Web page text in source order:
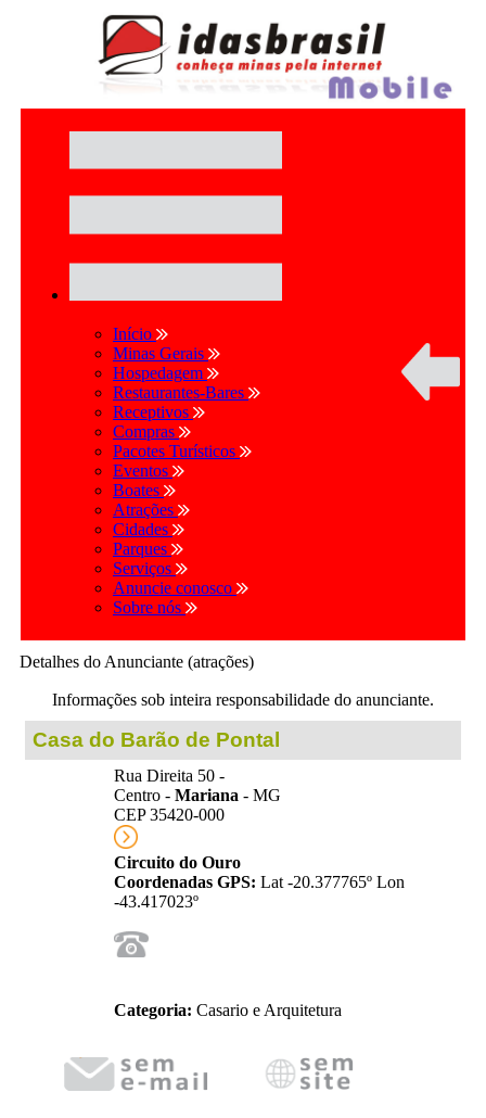
Início
Minas Gerais
Hospedagem
Restaurantes-Bares
Receptivos
Compras
Pacotes Turísticos
Eventos
Boates
Atrações
Cidades
Parques
Serviços
Anuncie conosco
Sobre nós
Detalhes do Anunciante (atrações)
Informações sob inteira responsabilidade do anunciante.
Casa do Barão de Pontal
Rua Direita 50 -
Centro - Mariana - MG
CEP 35420-000
Circuito do Ouro
Coordenadas GPS: Lat -20.377765º Lon
-43.417023º
Categoria: Casario e Arquitetura